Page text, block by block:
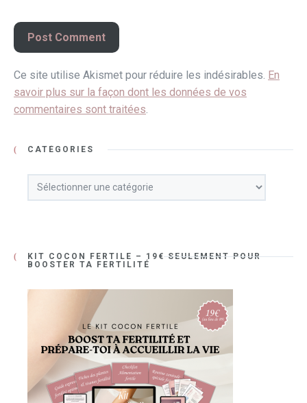
Ce site utilise Akismet pour réduire les indésirables. En
savoir plus sur la façon dont les données de vos
commentaires sont traitées
CATÉGORIES
KIT COCON FERTILE – 19€ SEULEMENT POUR
BOOSTER TA FERTILITÉ